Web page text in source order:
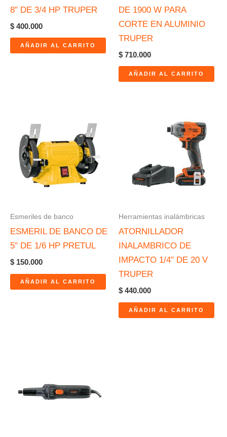
8″ DE 3/4 HP TRUPER
$ 400.000
AÑADIR AL CARRITO
DE 1900 W PARA
CORTE EN ALUMINIO
TRUPER
$ 710.000
AÑADIR AL CARRITO
Esmeriles de banco
ESMERIL DE BANCO DE
5″ DE 1/6 HP PRETUL
$ 150.000
AÑADIR AL CARRITO
Herramientas inalámbricas
ATORNILLADOR
INALAMBRICO DE
IMPACTO 1/4″ DE 20 V
TRUPER
$ 440.000
AÑADIR AL CARRITO